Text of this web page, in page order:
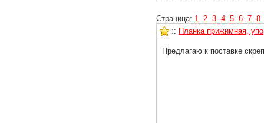
Страница: 1 2 3 4 5 6 7 8
:: Планка прижимная,
Предлагаю к поставке